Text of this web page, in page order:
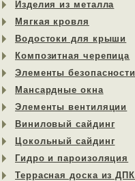
Изделия из металла
Мягкая кровля
Водостоки для крыши
Композитная черепица
Элементы безопасности
Мансардные окна
Элементы вентиляции
Виниловый сайдинг
Цокольный сайдинг
Гидро и пароизоляция
Террасная доска из ДПК